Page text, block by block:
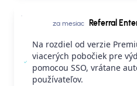
za mesiac Referral
Na rozdiel od verzie
viacerých pobočiek pre
pomocou SSO, vrátane
používateľov.